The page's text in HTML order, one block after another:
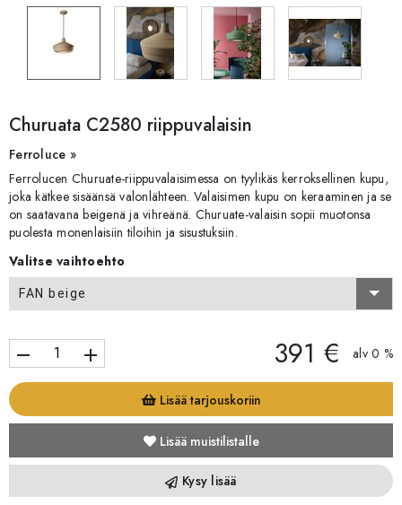
Churuata C2580 riippuvalaisin
Ferroluce »
Ferrolucen Churuate-riippuvalaisimessa on tyylikäs kerroksellinen kupu,
joka kätkee sisäänsä valonlähteen. Valaisimen kupu on keraaminen ja se
on saatavana beigenä ja vihreänä. Churuate-valaisin sopii muotonsa
puolesta monenlaisiin tiloihin ja sisustuksiin.
Valitse vaihtoehto
FAN beige
remove add 391 € alv 0 %
Lisää tarjouskoriin
Lisää muistilistalle
Kysy lisää